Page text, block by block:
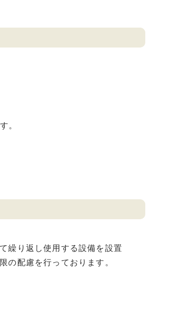
。
繰り返し使用する設備を設置
の配慮を行っております。